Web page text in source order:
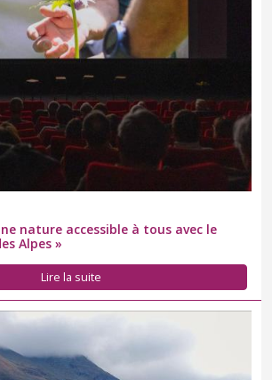
nature accessible à tous avec le
Alpes »
Lire la suite
le Parc national de la Vanoise œuvre depuis
l’appui du mécène GMF, pour n accueil
de handicap.